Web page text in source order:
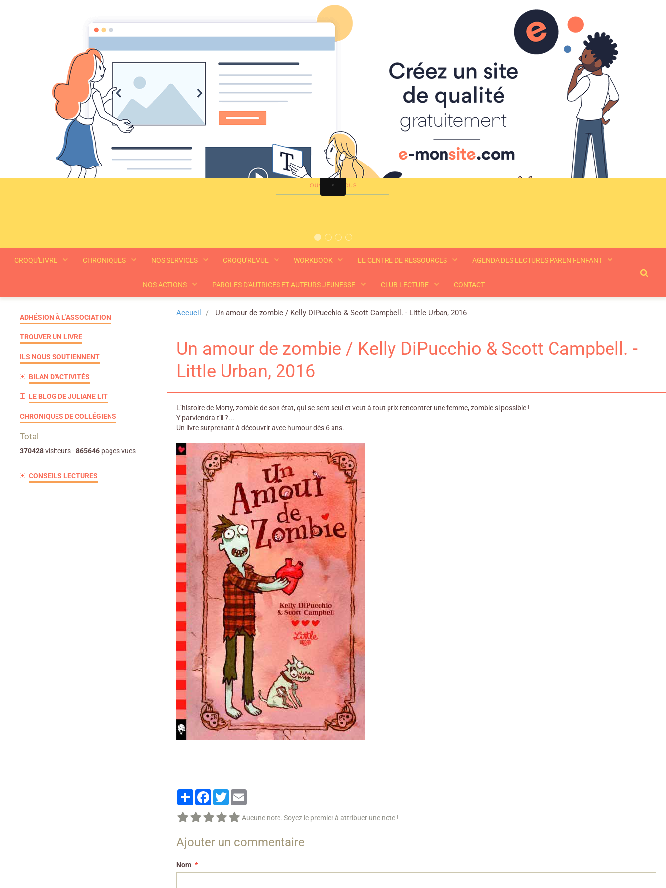
Croqu'livre
CROQU'LIVRE CHRONIQUES NOS SERVICES CROQU'REVUE WORKBOOK LE CENTRE DE RESSOURCES AGENDA DES LECTURES PARENT-ENFANT
NOS ACTIONS PAROLES D'AUTRICES ET AUTEURS JEUNESSE CLUB LECTURE CONTACT
Accueil Un amour de zombie / Kelly DiPucchio & Scott Campbell. - Little Urban, 2016
Un amour de zombie / Kelly DiPucchio & Scott Campbell. -
Little Urban, 2016
L’histoire de Morty, zombie de son état, qui se sent seul et veut à tout prix rencontrer une femme, zombie si possible !
Y parviendra t’il ?...
Un livre surprenant à découvrir avec humour dès 6 ans.
PartagerFacebook
Twitter
Aucune note. Soyez le premier à attribuer une note !
Ajouter un commentaire
Nom
ADHÉSION À L'ASSOCIATION
TROUVER UN LIVRE
ILS NOUS SOUTIENNENT
BILAN D'ACTIVITÉS
LE BLOG DE JULIANE LIT
CHRONIQUES DE COLLÉGIENS
Total
370428visiteurs -865646 pages vues
CONSEILS LECTURES